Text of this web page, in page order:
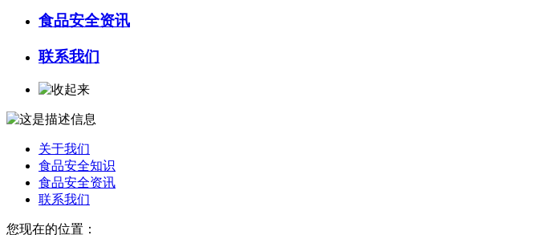
食品安全资讯
联系我们
关于我们
食品安全知识
食品安全资讯
联系我们
您现在的位置：